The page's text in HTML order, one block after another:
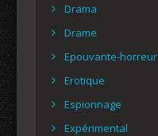
Drama
Drame
Epouvante-horreur
Erotique
Espionnage
Expérimental